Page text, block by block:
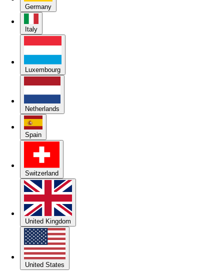
Germany
Italy
Luxembourg
Netherlands
Spain
Switzerland
United Kingdom
United States